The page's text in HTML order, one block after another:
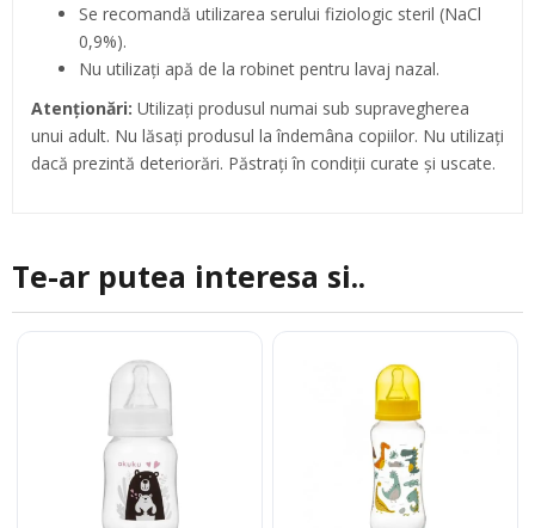
Se recomandă utilizarea serului fiziologic steril (NaCl
0,9%).
Nu utilizați apă de la robinet pentru lavaj nazal.
Atenționări: Utilizați produsul numai sub supravegherea
unui adult. Nu lăsați produsul la îndemâna copiilor. Nu utilizați
dacă prezintă deteriorări. Păstrați în condiții curate și uscate.
Te-ar putea interesa si..